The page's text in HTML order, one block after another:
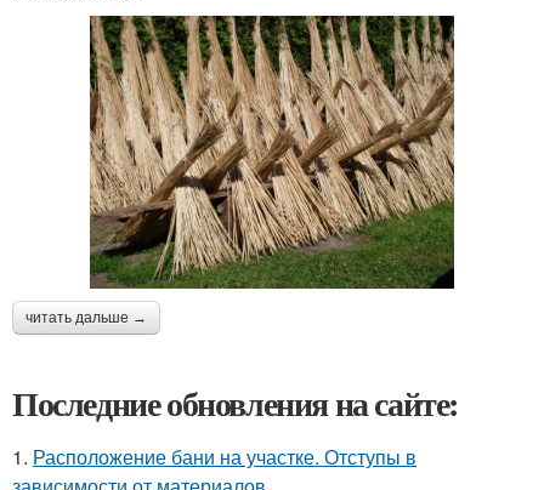
читать дальше →
Последние обновления на сайте:
1. Расположение бани на участке. Отступы в